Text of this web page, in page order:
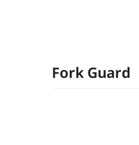
Fork Guard